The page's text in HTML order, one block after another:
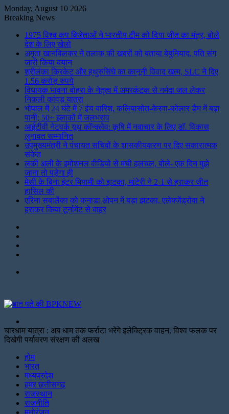
Monday, August 10 2026
Breaking News
1975 विश्व कप विजेताओं ने भारतीय टीम को दिया जीत का मंत्र, बोले
देश के लिए खेलो
अमृता खानविलकर ने तलाक की खबरों को बताया बेबुनियाद, पति संग
जारी किया बयान
श्रीलंका क्रिकेट और हथुरुसिंघे का कानूनी विवाद खत्म, SLC ने दिए
1.56 करोड़ रुपये
विधायक भावना बोहरा के नेतृत्व में अमरकंटक से नर्मदा जल लेकर
निकली कांवड़ यात्रा
भोपाल में 24 घंटे में 7 इंच बारिश, कलियासोत-केरवा-कोलार डैम में बढ़ा
पानी; 50+ इलाकों में जलभराव
आईटीवी नेटवर्क यूथ कॉन्क्लेव: कृषि में नवाचार के लिए डॉ. विकास
लुनावत सम्मानित
उपमुख्यमंत्री ने पंचायत सचिवों के शासकीयकरण पर दिए सकारात्मक
संकेत
लकी अली के इमोशनल वीडियो से मची हलचल, बोले- एक दिन मुझे
जाना तो पड़ेगा ही
मेसी के बिना इंटर मियामी को झटका, मांटेरी ने 2-1 से हराकर जीत
हासिल की
एरिना सबालेंका को कनाडा ओपन में बड़ा झटका, एलेक्जेंड्रोवा ने
हराकर किया टूर्नामेंट से बाहर
for
चारधाम यात्रा : अब धाम तक फर्राटा भरेंगे इलेक्ट्रिक वाहन, विश्व फलक पर
दिखेगी पर्यावरण संरक्षण की अलख
होम
भारत
मध्यप्रदेश
हमर छत्तीसगढ़
राजस्थान
राजनीति
मनोरंजन